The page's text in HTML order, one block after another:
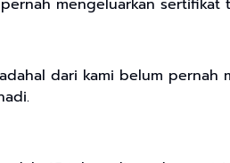
dari kami belum